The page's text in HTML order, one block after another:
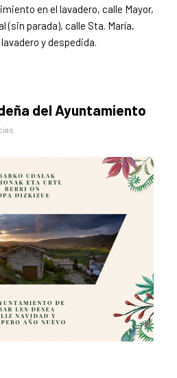
en el lavadero, calle Mayor,
(sin parada), calle Sta. María,
y despedida.
del Ayuntamiento